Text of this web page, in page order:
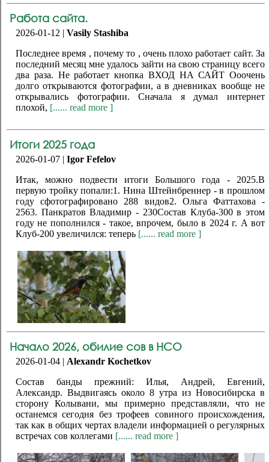
Работа сайта.
2026-01-12 | Vasily Stashiba
Последнее время , почему то , очень плохо работает сайт. За
последний месяц мне удалось зайти на свою страницу всего
два раза. Не работает кнопка ВХОД НА САЙТ Ооочень
долго открываются фотографии, а в дневниках вообще не
открывались фотографии. Сначала я думал интернет
плохой, [...... read more ]
Итоги 2025 года
2026-01-07 | Igor Fefelov
Итак, можно подвести итоги Большого года - 2025.В
первую тройку попали:1. Нина Штейнбреннер - в прошлом
году сфотографировано 288 видов2. Ольга Фаттахова -
2563. Панкратов Владимир - 230Состав Клуба-300 в этом
году не пополнился - такое, впрочем, было в 2024 г. А вот
Клуб-200 увеличился: теперь [...... read more ]
Начало 2026, обилие сов в НСО
2026-01-04 | Alexandr Kochetkov
Состав банды прежний: Илья, Андрей, Евгений,
Александр. Выдвигаясь около 8 утра из Новосибирска в
сторону Колывани, мы примерно представляли, что не
останемся сегодня без трофеев совиного происхождения,
так как в общих чертах владели информацией о регулярных
встречах сов коллегами [...... read more ]